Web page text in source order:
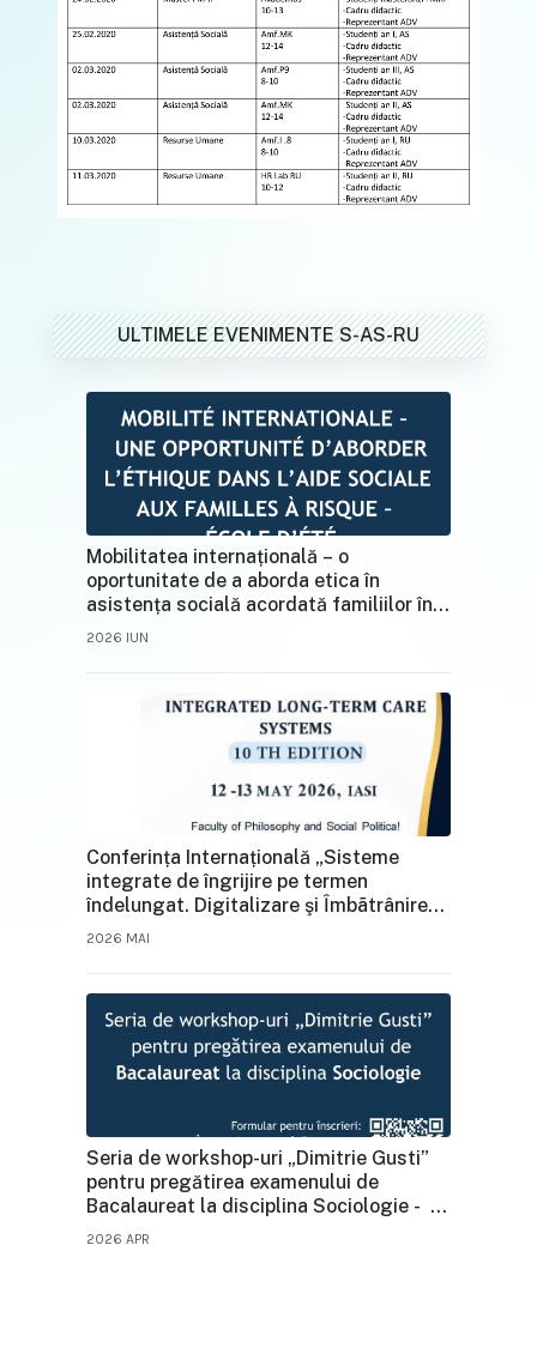
ULTIMELE EVENIMENTE S-AS-RU
Mobilitatea internațională – o
oportunitate de a aborda etica în
asistența socială acordată familiilor în
situații de risc
2026 IUN
Conferința Internațională „Sisteme
integrate de îngrijire pe termen
îndelungat. Digitalizare şi Ȋmbãtrânire” –
Ediția a X‑a, 12–13 mai 2026, UAIC Iași
2026 MAI
Seria de workshop-uri „Dimitrie Gusti”
pentru pregătirea examenului de
Bacalaureat la disciplina Sociologie - în
format online
2026 APR